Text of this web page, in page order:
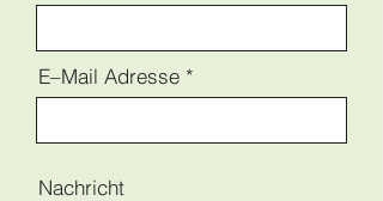
E–Mail Adresse
Nachricht